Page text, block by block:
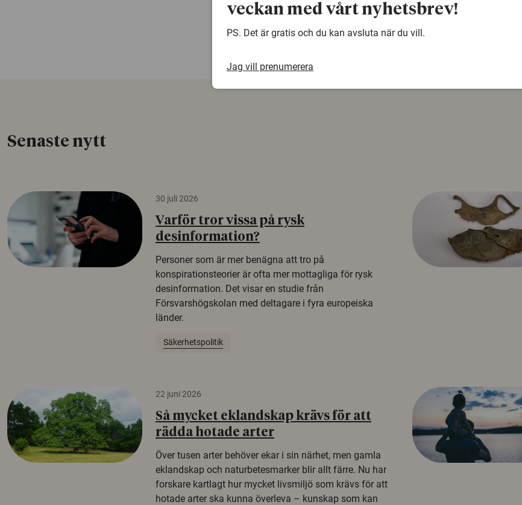
samma ämne. Använd gärna vår sökfunktion!
Senaste nytt
30 juli 2026
Varför tror vissa på rysk
desinformation?
Personer som är mer benägna att tro på
konspirationsteorier är ofta mer mottagliga för rysk
desinformation. Det visar en studie från
Försvarshögskolan med deltagare i fyra europeiska
länder.
Säkerhetspolitik
22 juni 2026
Så mycket eklandskap krävs för att
rädda hotade arter
Över tusen arter behöver ekar i sin närhet, men gamla
eklandskap och naturbetesmarker blir allt färre. Nu har
forskare kartlagt hur mycket livsmiljö som krävs för att
hotade arter ska kunna överleva – kunskap som kan
veckan med vårt nyhetsbrev!
PS. Det är gratis och du kan avsluta när du vill.
Jag vill prenumerera